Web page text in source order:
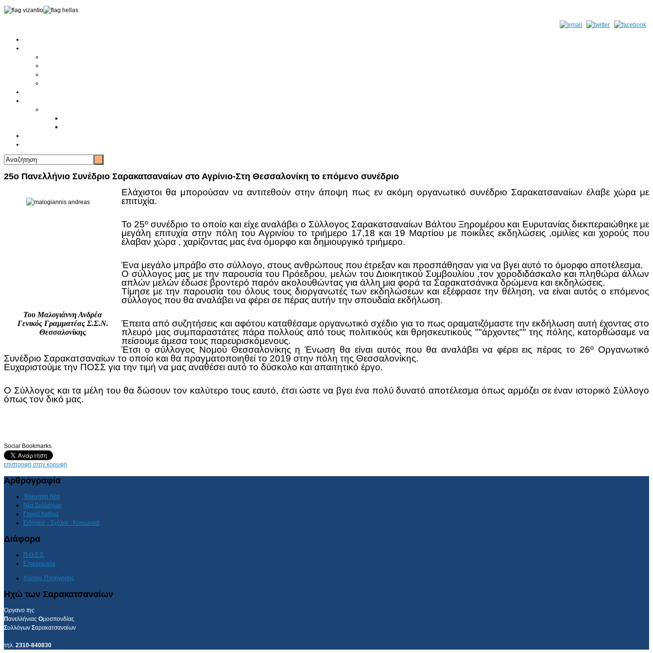
25ο Πανελλήνιο Συνέδριο Σαρακατσαναίων στο Αγρίνιο-Στη Θεσσαλονίκη το επόμενο συνέδριο
Του Μαλογιάννη Ανδρέα
Γενικός Γραμματέας Σ.Σ.Ν.
Θεσσαλονίκης
Ελάχιστοι θα μπορούσαν να αντιτεθούν στην άποψη πως εν ακόμη οργανωτικό συνέδριο Σαρακατσαναίων έλαβε χώρα με
επιτυχία.
Το 25º συνέδριο το οποίο και είχε αναλάβει ο Σύλλογος Σαρακατσαναίων Βάλτου Ξηρομέρου και Ευρυτανίας διεκπεραιώθηκε με
μεγάλη επιτυχία στην πόλη του Αγρινίου το τριήμερο 17,18 και 19 Μαρτίου με ποικίλες εκδηλώσεις ,ομιλίες και χορούς που
έλαβαν χώρα , χαρίζοντας μας ένα όμορφο και δημιουργικό τριήμερο.
Ένα μεγάλο μπράβο στο σύλλογο, στους ανθρώπους που έτρεξαν και προσπάθησαν για να βγει αυτό το όμορφο αποτέλεσμα.
Ο σύλλογος μας με την παρουσία του Πρόεδρου, μελών του Διοικητικού Συμβουλίου ,τον χοροδιδάσκαλο και πληθώρα άλλων
απλών μελών έδωσε βροντερό παρόν ακολουθώντας για άλλη μια φορά τα Σαρακατσάνικα δρώμενα και εκδηλώσεις.
Τίμησε με την παρουσία του όλους τους διοργανωτές των εκδηλώσεων και εξέφρασε την θέληση, να είναι αυτός ο επόμενος
σύλλογος που θα αναλάβει να φέρει σε πέρας αυτήν την σπουδαία εκδήλωση.
Έπειτα από συζητήσεις και αφότου καταθέσαμε οργανωτικό σχέδιο για το πως οραματιζόμαστε την εκδήλωση αυτή έχοντας στο
πλευρό μας συμπαραστάτες πάρα πολλούς από τους πολιτικούς και θρησκευτικούς ""άρχοντες"" της πόλης, κατορθώσαμε να
πείσουμε άμεσα τους παρευρισκόμενους.
Έτσι ο σύλλογος Νομού Θεσσαλονίκης η Ένωση θα είναι αυτός που θα αναλάβει να φέρει εις πέρας το 26º Οργανωτικό
Συνέδριο Σαρακατσαναίων το οποίο και θα πραγματοποιηθεί το 2019 στην πόλη της Θεσσαλονίκης.
Ευχαριστούμε την ΠΟΣΣ για την τιμή να μας αναθέσει αυτό το δύσκολο και απαιτητικό έργο.
Ο Σύλλογος και τα μέλη του θα δώσουν τον καλύτερο τους εαυτό, έτσι ώστε να βγει ένα πολύ δυνατό αποτέλεσμα όπως αρμόζει σε έναν ιστορικό Σύλλογο
όπως τον δικό μας.
Social Bookmarks
επιστροφή στην κορυφή
Αρθρογραφία
Τελευταία Νέα
Νέα Συλλόγων
Γενικά Άρθρα
Ειδήσεις - Σχόλια - Κοινωνικά
Διάφορα
Π.Ο.Σ.Σ.
Επικοινωνία
Χάρτης Πλοήγησης
Ηχώ των Σαρακατσαναίων
Όργανο της
Πανελλήνιας Ομοσπονδίας
Συλλόγων Σαρακατσαναίων
τηλ. 2310-840830